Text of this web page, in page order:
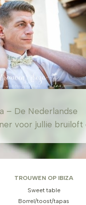
– De Nederlandse
voor jullie bruiloft
TROUWEN OP IBIZA
Sweet table
Borrel/toost/tapas